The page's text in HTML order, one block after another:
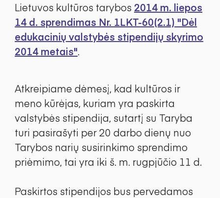
Lietuvos kultūros tarybos 2014 m. liepos
14 d. sprendimas Nr. 1LKT-60(2.1) "Dėl
edukacinių valstybės stipendijų skyrimo
2014 metais".
Atkreipiame dėmesį, kad kultūros ir
meno kūrėjas, kuriam yra paskirta
valstybės stipendija, sutartį su Taryba
turi pasirašyti per 20 darbo dienų nuo
Tarybos narių susirinkimo sprendimo
priėmimo, tai yra iki š. m. rugpjūčio 11 d.
Paskirtos stipendijos bus pervedamos